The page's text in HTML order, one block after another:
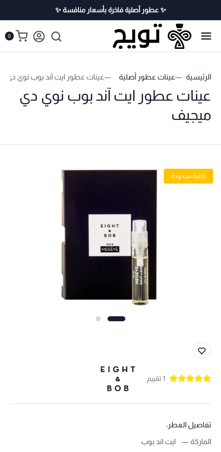
✨ عطور أصلية فاخرة بأسعار منافسة ✨
0
الرئيسية عينات عطور أصلية عينات عطور ايت آند بوب نوي دي
عينات عطور ايت آند بوب نوي دي
ميجيف
كمية محدودة
1 تقييم
تفاصيل العطر:
الماركة
ايت اند بوب